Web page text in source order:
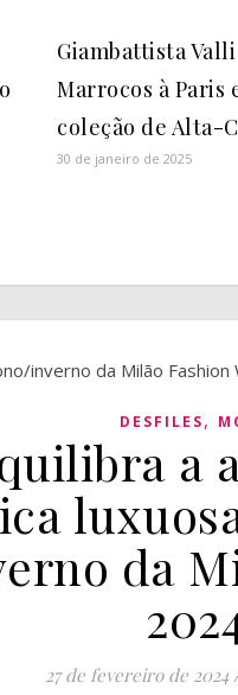
Giambattista
Marrocos à Paris
coleção de Alta-
30 de janeiro de 2025
DESFILES,
a
da
27 de fevereiro de 2024